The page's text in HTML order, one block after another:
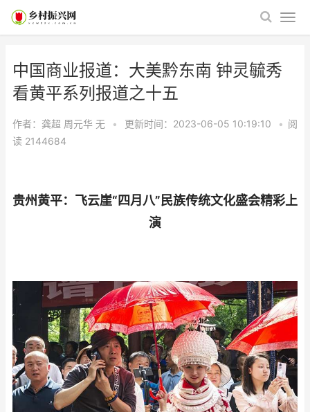
中国商业报道：大美黔东南 钟灵毓秀
看黄平系列报道之十五
作者：龚超 周元华 无 • 更新时间：2023-06-05 10:19:10 • 阅
读 2144684
贵州黄平：飞云崖“四月八”民族传统文化盛会精彩上
演